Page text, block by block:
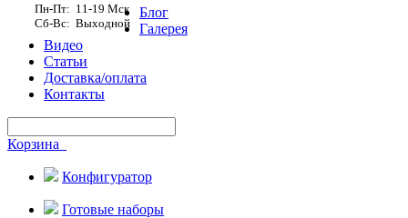
Пн-Пт: 11-19 Мск
Сб-Вс: Выходной
Блог
Галерея
Видео
Статьи
Доставка/оплата
Контакты
Корзина
Конфигуратор
Готовые наборы